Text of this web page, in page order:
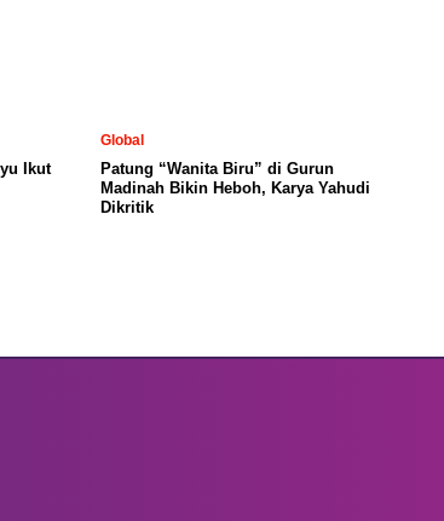
Ikut
Global
Patung “Wanita Biru” di Gurun
Madinah Bikin Heboh, Karya Yahudi
Dikritik